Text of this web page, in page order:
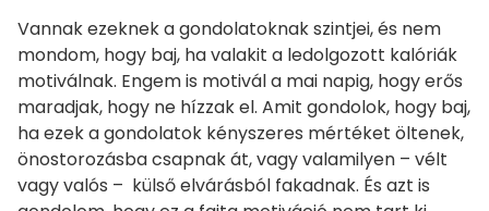
Vannak ezeknek a gondolatoknak szintjei, és nem
mondom, hogy baj, ha valakit a ledolgozott kalóriák
motiválnak. Engem is motivál a mai napig, hogy erős
maradjak, hogy ne hízzak el. Amit gondolok, hogy baj,
ha ezek a gondolatok kényszeres mértéket öltenek,
önostorozásba csapnak át, vagy valamilyen – vélt
vagy valós – külső elvárásból fakadnak. És azt is